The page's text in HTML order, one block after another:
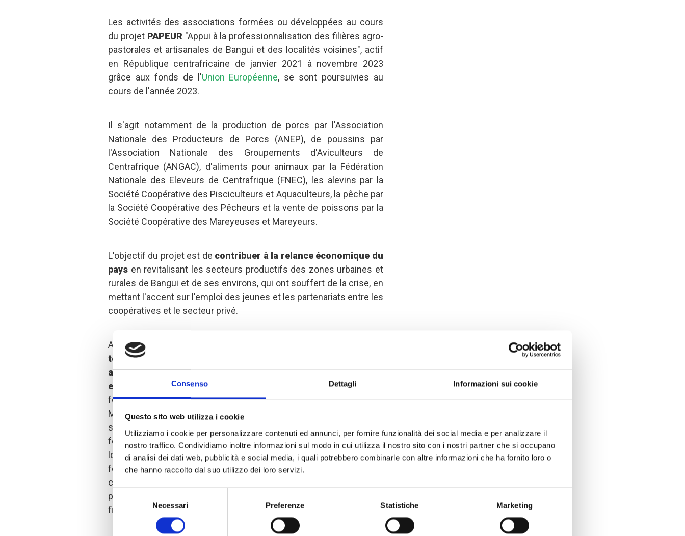
Consenso Dettagli Informazioni sui cookie
Questo sito web utilizza i cookie
Utilizziamo i cookie per personalizzare contenuti ed annunci, per fornire funzionalità dei social media e per analizzare il
nostro traffico. Condividiamo inoltre informazioni sul modo in cui utilizza il nostro sito con i nostri partner che si occupano
di analisi dei dati web, pubblicità e social media, i quali potrebbero combinarle con altre informazioni che ha fornito loro o
che hanno raccolto dal suo utilizzo dei loro servizi.
Necessari Preferenze Statistiche Marketing
Les activités des associations formées ou développées au cours
du projet PAPEUR "Appui à la professionnalisation des filières agro-
pastorales et artisanales de Bangui et des localités voisines", actif
en République centrafricaine de janvier 2021 à novembre 2023
grâce aux fonds de l'Union Européenne, se sont poursuivies au
cours de l'année 2023.
Il s'agit notamment de la production de porcs par l'Association
Nationale des Producteurs de Porcs (ANEP), de poussins par
l'Association Nationale des Groupements d'Aviculteurs de
Centrafrique (ANGAC), d'aliments pour animaux par la Fédération
Nationale des Eleveurs de Centrafrique (FNEC), les alevins par la
Société Coopérative des Pisciculteurs et Aquaculteurs, la pêche par
la Société Coopérative des Pêcheurs et la vente de poissons par la
Société Coopérative des Mareyeuses et Mareyeurs.
L'objectif du projet est de contribuer à la relance économique du
paysen revitalisant les secteurs productifs des zones urbaines et
rurales de Bangui et de ses environs, qui ont souffert de la crise, en
mettant l'accent sur l'emploi des jeunes et les partenariats entre les
coopératives et le secteur privé.
Au cours du projet, les coopératives ont acquis les
techniques et organisationnelles nécessaires pour soutenir
activement leurs membres et assurer le fonctionnement
efficace de leurs activités
. Par exemple, suite à une demande
formulée en août 2023 par les membres de la Fédération des
Maraichers de Bangui et Environs (FMABE) et les membres des
sociétés coopératives Pisciculteurs, Pêcheurs et Mareyeurs, une
formation de quatre jours a été organisée en septembre dans les
locaux des horticulteurs de Ngoulekpa. Destinée à 10 participants, la
formation visait à améliorer leurs compétences en matière de
création et de gestion d'une coopérative, et à leur fournir les
principes de base de l'entrepreneuriat agricole et de l'éducation
financière.